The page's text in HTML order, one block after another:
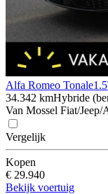
Alfa Romeo Tonale
34.342 kmHybride
Van Mossel Fiat/
Vergelijk
Kopen
€ 29.940
Bekijk voertuig